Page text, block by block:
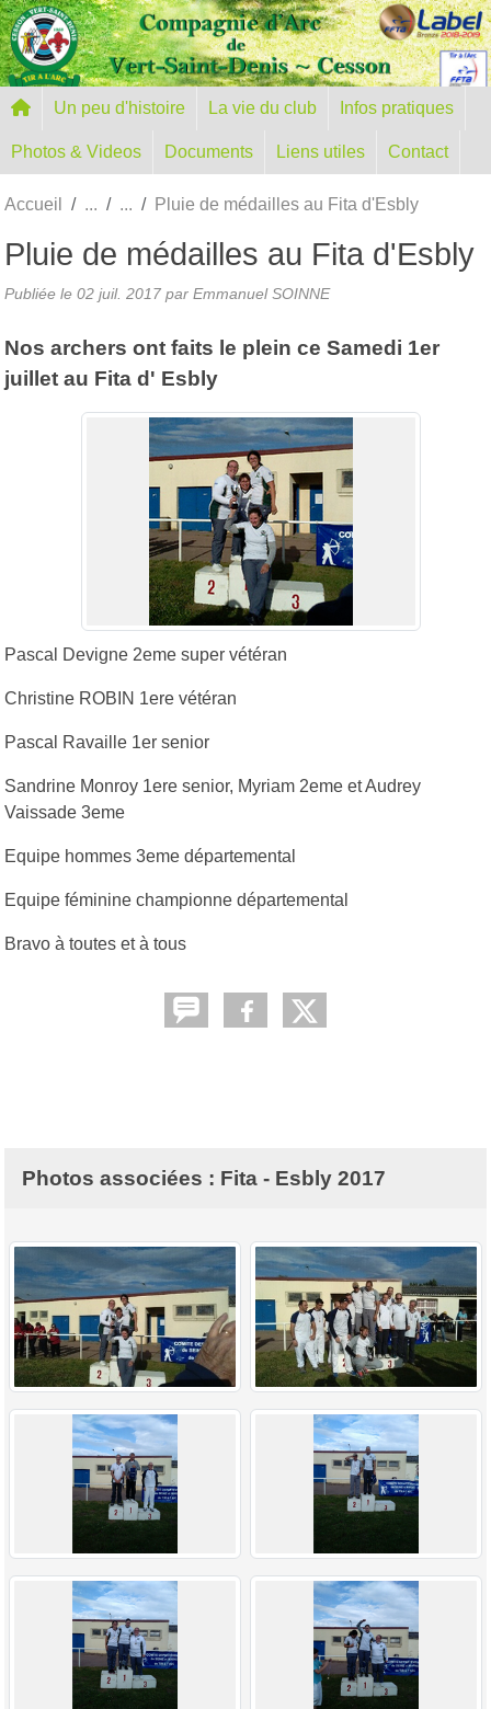
Un peu d'histoire La vie du club Infos pratiques
Photos & Videos Documents Liens utiles Contact
Accueil Pluie de médailles au Fita d'Esbly
Pluie de médailles au Fita d'Esbly
Publiée le 02 juil. 2017 par Emmanuel SOINNE
Nos archers ont faits le plein ce Samedi 1er
juillet au Fita d' Esbly
Pascal Devigne 2eme super vétéran
Christine ROBIN 1ere vétéran
Pascal Ravaille 1er senior
Sandrine Monroy 1ere senior, Myriam 2eme et Audrey
Vaissade 3eme
Equipe hommes 3eme départemental
Equipe féminine championne départemental
Bravo à toutes et à tous
Photos associées : Fita - Esbly 2017
Panneau de gestion des cookies